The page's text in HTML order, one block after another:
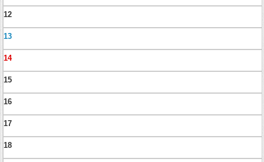
12
13
14
15
16
17
18